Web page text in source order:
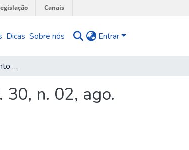
Canais
Dicas Sobre nós Entrar
Pesquisa e Planejamento Econômico (PPE): v. 30, n. 02, ago. 2000
30, n. 02, ago.